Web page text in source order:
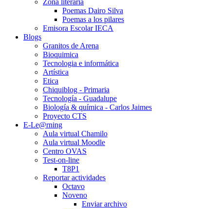
Poemas Dairo Silva
Poemas a los pilares
Emisora Escolar IECA
Blogs
Granitos de Arena
Bioquimica
Tecnologia e informática
Artística
Etica
Chiquiblog - Primaria
Tecnología - Guadalupe
Biología & química - Carlos Jaimes
Proyecto CTS
E-Le@rning
Aula virtual Chamilo
Aula virtual Moodle
Centro OVAS
Test-on-line
T8P1
Reportar actividades
Octavo
Noveno
Enviar archivo